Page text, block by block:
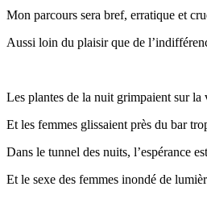
Mon parcours sera bref, erratique et
Aussi loin du plaisir que de
Les plantes de la nuit grimpaient sur la
Et les femmes glissaient près du bar
Dans le tunnel des nuits, l’espérance
Et le sexe des femmes inondé de